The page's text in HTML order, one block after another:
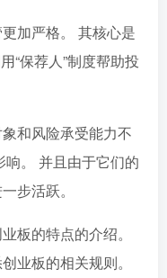
加严格。 其核心是
“保荐人”制度帮助投
和风险承受能力不
。 并且由于它们的
步活跃。
板的特点的介绍。
业板的相关规则。